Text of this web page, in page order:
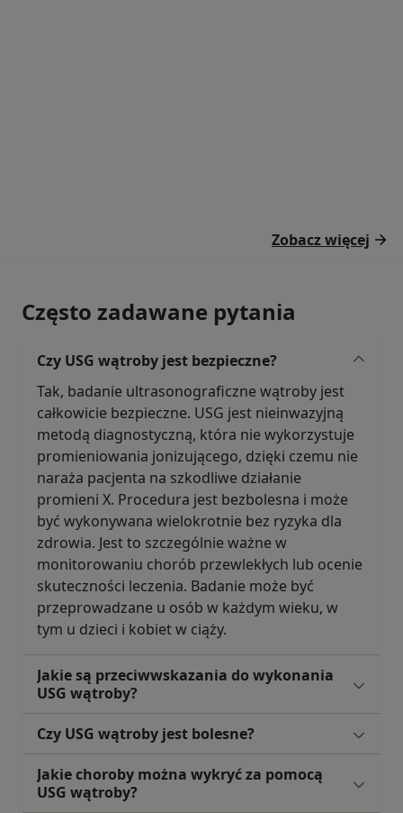
Zobacz więcej
Często zadawane pytania
Czy USG wątroby jest bezpieczne?
Tak, badanie ultrasonograficzne wątroby jest
całkowicie bezpieczne. USG jest nieinwazyjną
metodą diagnostyczną, która nie wykorzystuje
promieniowania jonizującego, dzięki czemu nie
naraża pacjenta na szkodliwe działanie
promieni X. Procedura jest bezbolesna i może
być wykonywana wielokrotnie bez ryzyka dla
zdrowia. Jest to szczególnie ważne w
monitorowaniu chorób przewlekłych lub ocenie
skuteczności leczenia. Badanie może być
przeprowadzane u osób w każdym wieku, w
tym u dzieci i kobiet w ciąży.
Jakie są przeciwwskazania do wykonania
USG wątroby?
Czy USG wątroby jest bolesne?
Jakie choroby można wykryć za pomocą
USG wątroby?